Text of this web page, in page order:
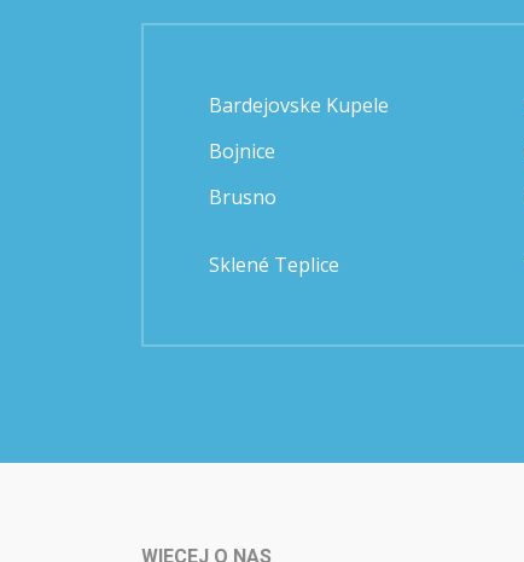
Bardejovske Kupele
Bojnice
Brusno
Sklené Teplice
WIECEJ O NAS